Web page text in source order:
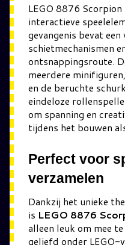
LEGO 8876
interactieve
gevangenis bevat
schietmechanismen
ontsnappingsroute.
meerdere
en de beruchte
eindeloze
om spanning en
tijdens het bouwen
Perfect voor
verzamelen
Dankzij het unieke
is LEGO 8876
alleen leuk om mee
geliefd onder LEGO-